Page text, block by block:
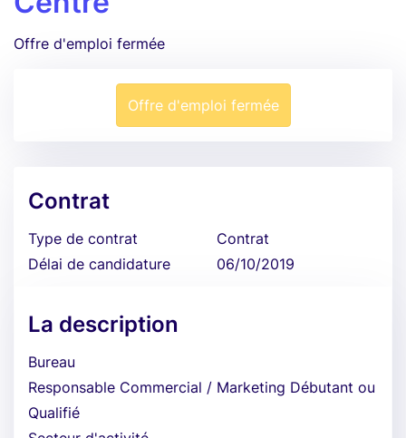
Offre d'emploi fermée
Offre d'emploi fermée
Contrat
Type de contrat
Contrat
Délai de candidature
06/10/2019
La description
Bureau
Responsable Commercial / Marketing Débutant ou
Qualifié